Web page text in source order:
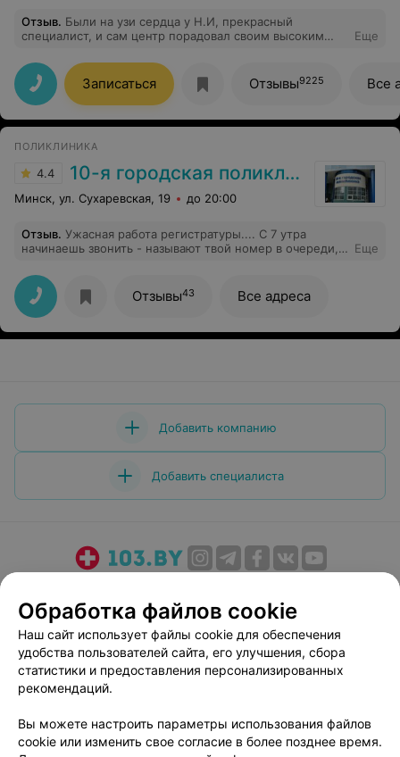
Отзыв. Были на узи сердца у Н.И, прекрасный
специалист, и сам центр порадовал своим высоким
удобным графиком местоположением.
Еще
Записаться Отзывы9225 Все
ПОЛИКЛИНИКА
4.4 10-я городская поликлиника г. Минска
Минск, ул. Сухаревская, 19 до 20:00
Отзыв. Ужасная работа регистратуры.... С 7 утра
начинаешь звонить - называют твой номер в очереди,
трубку никто не снимает. И так несколько раз. Умрешь
скорее, чем дозвонишься...
Еще
Отзывы43 Все адреса
Добавить компанию
Добавить специалиста
Медицинский маркетинг
Публичный договор
Пользовательское соглашение
Способы оплаты
Вакансии
Партнеры
Персональные настройки cookie
Обработка файлов cookie
Наш сайт использует файлы cookie для обеспечения
удобства пользователей сайта, его улучшения, сбора
статистики и предоставления персонализированных
рекомендаций.
Вы можете настроить параметры использования файлов
cookie или изменить свое согласие в более позднее время.